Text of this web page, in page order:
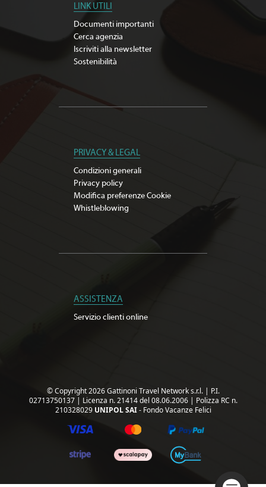
LINK UTILI
Documenti importanti
Cerca agenzia
Iscriviti alla newsletter
Sostenibilità
PRIVACY & LEGAL
Condizioni generali
Privacy policy
Modifica preferenze Cookie
Whistleblowing
ASSISTENZA
Servizio clienti online
© Copyright 2026 Gattinoni Travel Network s.r.l. | P.I.
02713750137 | Licenza n. 21414 del 08.06.2006 | Polizza RC n.
210328029 UNIPOL SAI- Fondo Vacanze Felici